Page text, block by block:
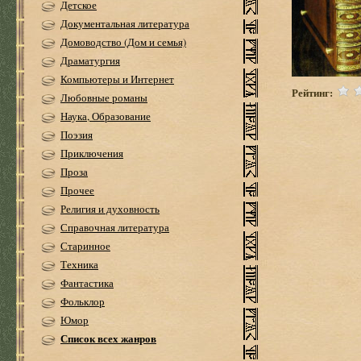
Детское
Документальная литература
Домоводство (Дом и семья)
Драматургия
Компьютеры и Интернет
Любовные романы
Наука, Образование
Поэзия
Приключения
Проза
Прочее
Религия и духовность
Справочная литература
Старинное
Техника
Фантастика
Фольклор
Юмор
Список всех жанров
Рейтинг: